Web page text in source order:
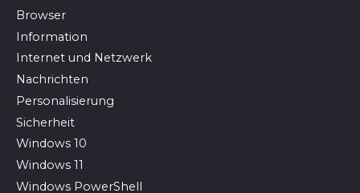
Browser
In­for­ma­ti­on
Internet und Netzwerk
Nachrichten
Personalisierung
Sicherheit
Windows 10
Windows 11
Windows PowerShell